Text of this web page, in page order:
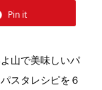
Pin it
山で美味しいパ
スタレシピを６